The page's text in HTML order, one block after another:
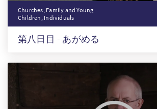
Churches, Family and Young
Children, Individuals
第八日目 - あがめる